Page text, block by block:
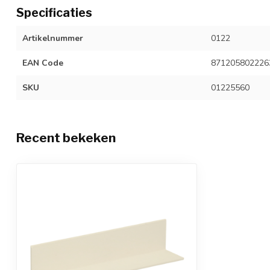
Specificaties
Artikelnummer 0122
EAN Code
SKU 01225560
Recent bekeken